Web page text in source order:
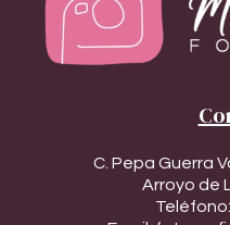
C. Pepa Guerra
Arroyo de
Teléfono: